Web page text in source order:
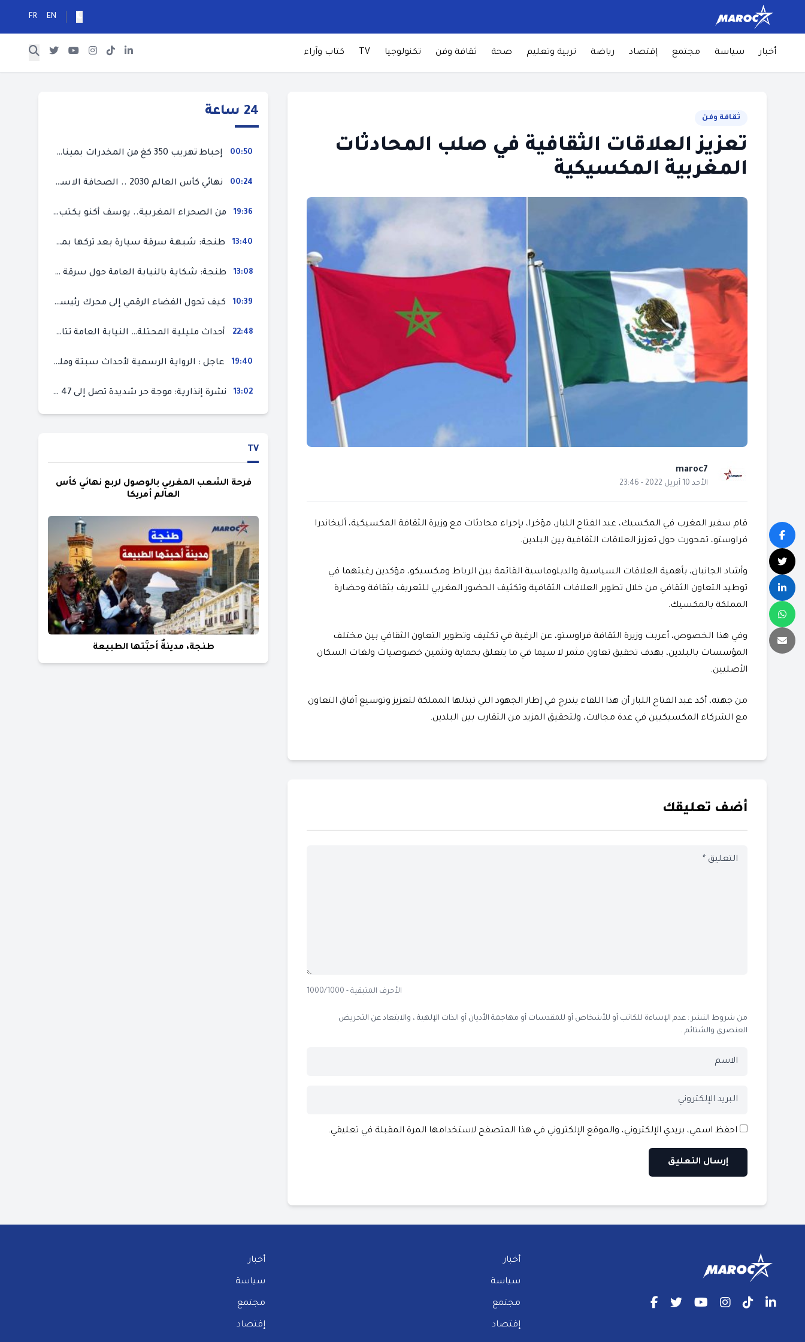
EN
FR
أخبار سياسة مجتمع إقتصاد رياضة تربية وتعليم صحة ثقافة وفن تكنولوجيا TV كتاب وآراء
ثقافة وفن
تعزيز العلاقات الثقافية في صلب المحادثات
المغربية المكسيكية
maroc7
الأحد 10 أبريل 2022 - 23:46
قام سفير المغرب في المكسيك، عبد الفتاح اللبار، مؤخرا، بإجراء محادثات مع وزيرة الثقافة المكسيكية، أليخاندرا
فراوستو، تمحورت حول تعزيز العلاقات الثقافية بين البلدين.
وأشاد الجانبان، بأهمية العلاقات السياسية والدبلوماسية القائمة بين الرباط ومكسيكو، مؤكدين رغبتهما في
توطيد التعاون الثقافي من خلال تطوير العلاقات الثقافية وتكثيف الحضور المغربي للتعريف بثقافة وحضارة
المملكة بالمكسيك.
وفي هذا الخصوص، أعربت وزيرة الثقافة فراوستو، عن الرغبة في تكثيف وتطوير التعاون الثقافي بين مختلف
المؤسسات بالبلدين، بهدف تحقيق تعاون مثمر لا سيما في ما يتعلق بحماية وتثمين خصوصيات ولغات السكان
الأصليين.
من جهته، أكد عبد الفتاح اللبار أن هذا اللقاء يندرج في إطار الجهود التي تبذلها المملكة لتعزيز وتوسيع آفاق التعاون
مع الشركاء المكسيكيين في عدة مجالات، ولتحقيق المزيد من التقارب بين البلدين.
أضف تعليقك
الأحرف المتبقية - 1000/1000
من شروط النشر : عدم الإساءة للكاتب أو للأشخاص أو للمقدسات أو مهاجمة الأديان أو الذات الإلهية ، والابتعاد عن التحريض
العنصري والشتائم .
احفظ اسمي، بريدي الإلكتروني، والموقع الإلكتروني في هذا المتصفح لاستخدامها المرة المقبلة في تعليقي.
24 ساعة
00:50 إحباط تهريب 350 كغ من المخدرات بميناء طنجة المتوسط
00:24 نهائي كأس العالم 2030 .. الصحافة الاسبانية قلقة من حسم الملف لصالح المغرب و”تتهم رئيس الفيفا”
19:36 من الصحراء المغربية.. يوسف أكنو يكتب عن أزمة سبتة المحتلة ويؤكد ان الهجرة السرية ليست حلا وبناء الوطن هو الخيار الأفضل
13:40 طنجة: شبهة سرقة سيارة بعد تركها بمحل ميكانيك للإصلاح
13:08 طنجة: شكاية بالنيابة العامة حول سرقة سيارة تركها صاحبها بمحل ميكانيك للإصلاح
10:39 كيف تحول الفضاء الرقمي إلى محرك رئيسي لأحداث الهجرة في سبتة؟
22:48 أحداث مليلية المحتلة… النيابة العامة تتابع 50 متورطا في محاولة اقتحام السياح الحدودي بتهم ثقيلة
19:40 عاجل : الرواية الرسمية لأحداث سبتة ومليلية المحتلتين (وزارة الداخلية)
13:02 نشرة إنذارية: موجة حر شديدة تصل إلى 47 درجة بمختلف مناطق المغرب
TV
فرحة الشعب المغربي بالوصول لربع نهائي كأس
العالم أمريكا
طنجة، مدينةٌ أحبَّتها الطبيعة
أخبار
سياسة
مجتمع
إقتصاد
أخبار
سياسة
مجتمع
إقتصاد